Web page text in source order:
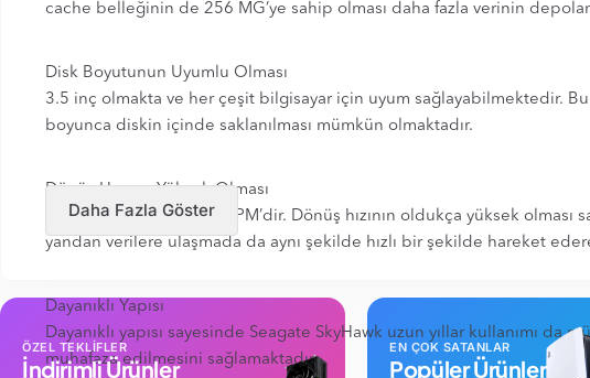
cache belleğinin de 256 MG’ye sahip olması daha fazla verinin
Disk Boyutunun Uyumlu Olması
3.5 inç olmakta ve her çeşit bilgisayar için uyum sağlayabilmektedir.
boyunca diskin içinde saklanılması mümkün olmaktadır.
Dönüş Hızının Yüksek Olması
Diskin dönüş hızı 5900 RPM’dir. Dönüş hızının oldukça yüksek
yandan verilere ulaşmada da aynı şekilde hızlı bir şekilde hareket
Dayanıklı Yapısı
Dayanıklı yapısı sayesinde Seagate SkyHawk uzun yıllar kullanımı
muhafaza edilmesini sağlamaktadır.
Daha Fazla Göster
ÖZEL TEKLİFLER
İndirimli Ürünler
EN ÇOK SATANLAR
Popüler Ürünler